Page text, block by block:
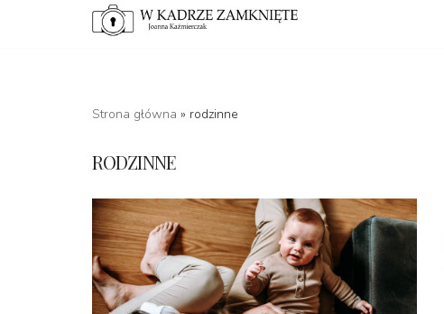
Strona główna » rodzinne
RODZINNE